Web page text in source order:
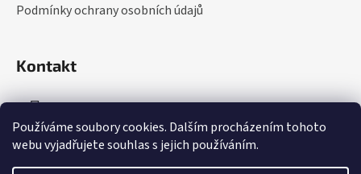
Používáme soubory cookies. Dalším procházením tohoto
webu vyjadřujete souhlas s jejich používáním.
Podmínky ochrany osobních údajů
Kontakt
info@perfektnidomov.cz
+420 775 608 860 (Po-Pá: 9-16 hod.)